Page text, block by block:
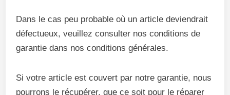
Dans le cas peu probable où un article deviendrait
défectueux, veuillez consulter nos conditions de
garantie dans nos conditions générales.
Si votre article est couvert par notre garantie, nous
pourrons le récupérer, que ce soit pour le réparer